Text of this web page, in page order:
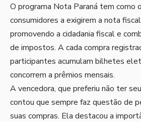
O programa Nota Paraná tem como
consumidores a exigirem a nota
promovendo a cidadania fiscal e
de impostos. A cada compra
participantes acumulam bilhetes
concorrem a prêmios mensais.
A vencedora, que preferiu não ter
contou que sempre faz questão de
suas compras. Ela destacou a